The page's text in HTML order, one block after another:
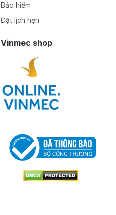
Bảo hiểm
Đặt lịch hẹn
Vinmec shop